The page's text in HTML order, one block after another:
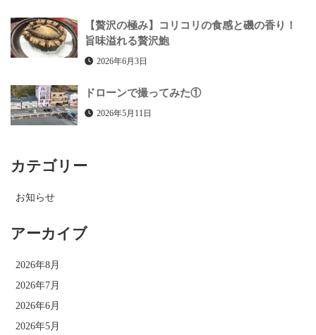
【贅沢の極み】コリコリの食感と磯の香り！
旨味溢れる贅沢鮑
2026年6月3日
ドローンで撮ってみた①
2026年5月11日
カテゴリー
お知らせ
アーカイブ
2026年8月
2026年7月
2026年6月
2026年5月